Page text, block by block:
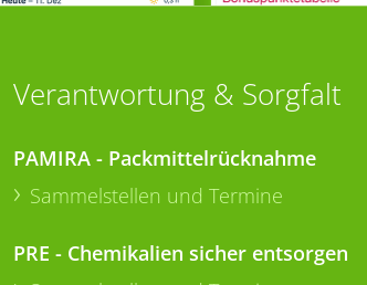
Verantwortung & Sorgfalt
PAMIRA - Packmittelrücknahme
Sammelstellen und Termine
PRE - Chemikalien sicher entsorgen